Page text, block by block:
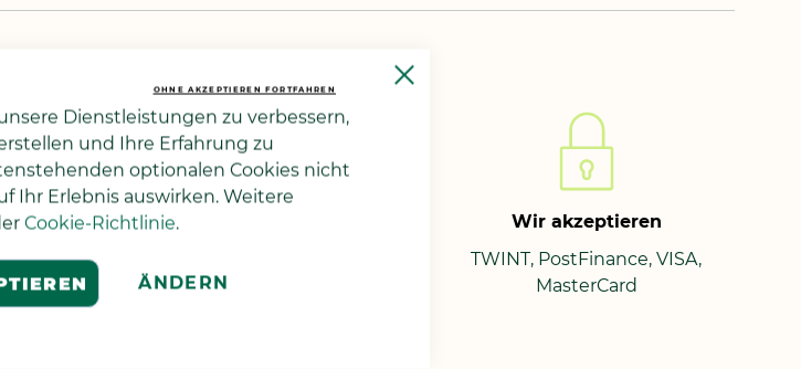
Dienstleistungen zu verbessern,
und Ihre Erfahrung zu
optionalen Cookies nicht
Ihr Erlebnis auswirken. Weitere
Cookie-Richtlinie.
ÄNDERN
OHNE AKZEPTIEREN FORTFAHREN
Kostenloser Versand
Wir akzeptieren
TWINT, PostFinance, VISA,
MasterCard